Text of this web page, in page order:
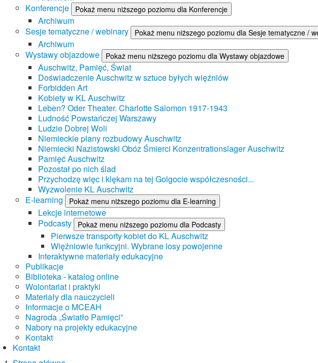
Konferencje
Pokaż menu niższego poziomu dla Konferencje
Archiwum
Sesje tematyczne / webinary
Pokaż menu niższego poziomu dla Sesje tematyczne /
Archiwum
Wystawy objazdowe
Pokaż menu niższego poziomu dla Wystawy objazdowe
Auschwitz, Pamięć, Świat
Doświadczenie Auschwitz w sztuce byłych więźniów
Forbidden Art
Kobiety w KL Auschwitz
Leben? Oder Theater. Charlotte Salomon 1917-1943
Ludność Powstańczej Warszawy
Ludzie Dobrej Woli
Niemieckie plany rozbudowy Auschwitz
Niemiecki Nazistowski Obóz Śmierci Konzentrationslager Auschwitz
Pamięć Auschwitz
Pozostał po nich ślad
Przychodzę więc i klękam na tej Golgocie współczesności...
Wyzwolenie KL Auschwitz
E-learning
Pokaż menu niższego poziomu dla E-learning
Lekcje internetowe
Podcasty
Pokaż menu niższego poziomu dla Podcasty
Pierwsze transporty kobiet do KL Auschwitz
Więźniowie funkcyjni. Wybrane losy powojenne
Interaktywne materiały edukacyjne
Publikacje
Biblioteka - katalog online
Wolontariat i praktyki
Materiały dla nauczycieli
Informacje o MCEAH
Nagroda „Światło Pamięci”
Nabory na projekty edukacyjne
Kontakt
Kontakt